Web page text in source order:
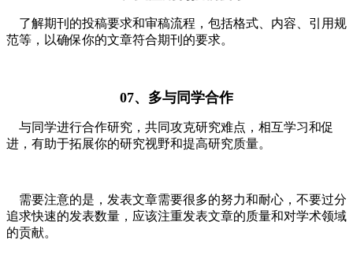
了解期刊的投稿要求和审稿流程，包括格式、内容、引用规
范等，以确保你的文章符合期刊的要求。
07、多与同学合作
与同学进行合作研究，共同攻克研究难点，相互学习和促
进，有助于拓展你的研究视野和提高研究质量。
需要注意的是，发表文章需要很多的努力和耐心，不要过分
追求快速的发表数量，应该注重发表文章的质量和对学术领域
的贡献。